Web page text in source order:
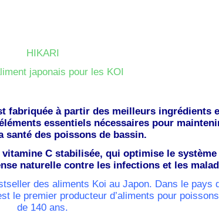
HIKARI
japonais pour les KOI
fabriquée à partir des meilleurs ingrédients
essentiels nécessaires pour
santé des poissons de bassin.
C stabilisée, qui optimise le
naturelle contre les infections et les
des aliments Koi au Japon. Dans le pays
le premier producteur d’aliments pour
de 140 ans.